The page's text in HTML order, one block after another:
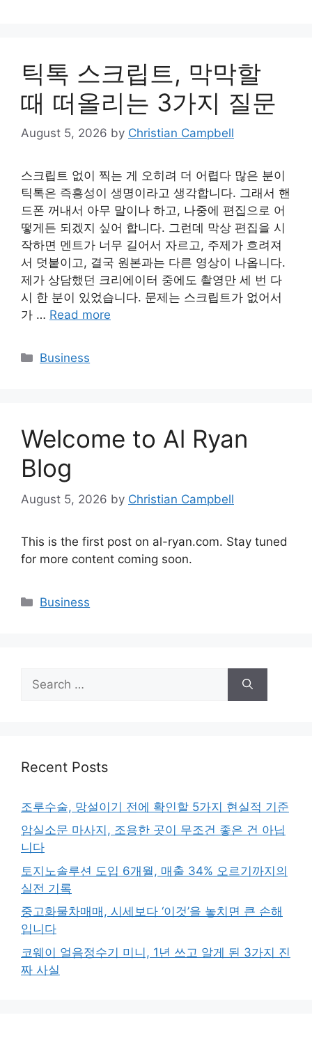
틱톡 스크립트, 막막할
때 떠올리는 3가지 질문
August 5, 2026 by Christian Campbell
스크립트 없이 찍는 게 오히려 더 어렵다 많은 분이
틱톡은 즉흥성이 생명이라고 생각합니다. 그래서 핸
드폰 꺼내서 아무 말이나 하고, 나중에 편집으로 어
떻게든 되겠지 싶어 합니다. 그런데 막상 편집을 시
작하면 멘트가 너무 길어서 자르고, 주제가 흐려져
서 덧붙이고, 결국 원본과는 다른 영상이 나옵니다.
제가 상담했던 크리에이터 중에도 촬영만 세 번 다
시 한 분이 있었습니다. 문제는 스크립트가 없어서
가 … Read more
Categories
Business
Welcome to Al Ryan
Blog
August 5, 2026 by Christian Campbell
This is the first post on al-ryan.com. Stay tuned
for more content coming soon.
Categories
Business
for:
Recent Posts
조루수술, 망설이기 전에 확인할 5가지 현실적 기준
암실소문 마사지, 조용한 곳이 무조건 좋은 건 아닙
니다
토지노솔루션 도입 6개월, 매출 34% 오르기까지의
실전 기록
중고화물차매매, 시세보다 ‘이것’을 놓치면 큰 손해
입니다
코웨이 얼음정수기 미니, 1년 쓰고 알게 된 3가지 진
짜 사실